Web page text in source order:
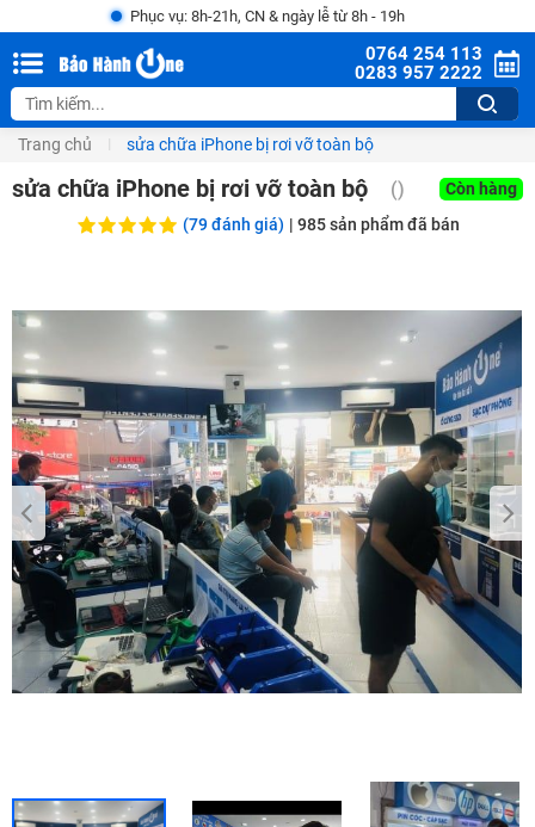
Phục vụ: 8h-21h, CN & ngày lễ từ 8h - 19h
0764 254 113
0283 957 2222
Trang chủ sửa chữa iPhone bị rơi vỡ toàn bộ
sửa chữa iPhone bị rơi vỡ toàn bộ ()
Còn hàng
(79 đánh giá) | 985sản phẩm đã bán